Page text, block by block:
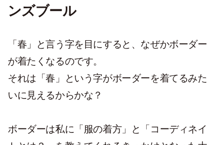
ンズブール
「春」と言う字を目にすると、なぜかボーダー
が着たくなるのです。
それは「春」という字がボーダーを着てるみた
いに見えるからかな？
ボーダーは私に「服の着方」と「コーディネイ